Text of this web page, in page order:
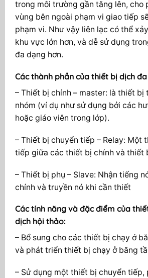
trong môi trường gần tăng lên, cho
vùng bên ngoài phạm vi giao tiếp
phạm vi. Như vậy liên lạc có thể
khu vực lớn hơn, và dễ sử dụng
đa dạng hơn.
Các thành phần của thiết bị dịch
– Thiết bị chính – master: là thiết bị
nhóm (ví dụ như sử dụng bởi các
hoặc giáo viên trong lớp).
– Thiết bị chuyển tiếp – Relay: Một
tiếp giữa các thiết bị chính và thiết
– Thiết bị phụ – Slave: Nhận tiếng
chính và truyền nó khi cần thiết
Các tính năng và đặc điểm của
dịch hội thảo:
– Bổ sung cho các thiết bị chạy ở
và phát triển thiết bị chạy ở băng
– Sử dụng một thiết bị chuyển tiếp,